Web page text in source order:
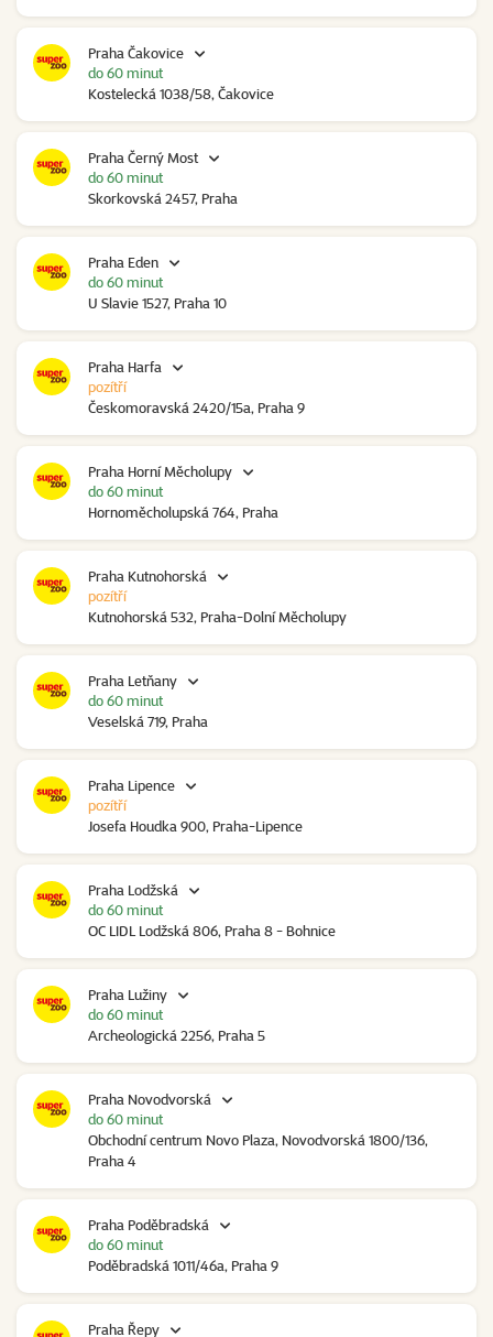
Praha Čakovice
Kostelecká 1038/58, Čakovice
do 60 minut
Praha Černý Most
Skorkovská 2457, Praha
do 60 minut
Praha Eden
U Slavie 1527, Praha 10
do 60 minut
Praha Harfa
Českomoravská 2420/15a, Praha 9
pozítří
Praha Horní Měcholupy
Hornoměcholupská 764, Praha
do 60 minut
Praha Kutnohorská
Kutnohorská 532, Praha-Dolní Měcholupy
pozítří
Praha Letňany
Veselská 719, Praha
do 60 minut
Praha Lipence
Josefa Houdka 900, Praha-Lipence
pozítří
Praha Lodžská
OC LIDL Lodžská 806, Praha 8 - Bohnice
do 60 minut
Praha Lužiny
Archeologická 2256, Praha 5
do 60 minut
Praha Novodvorská
Obchodní centrum Novo Plaza, Novodvorská 1800/136,
Praha 4
do 60 minut
Praha Poděbradská
Poděbradská 1011/46a, Praha 9
do 60 minut
Praha Řepy